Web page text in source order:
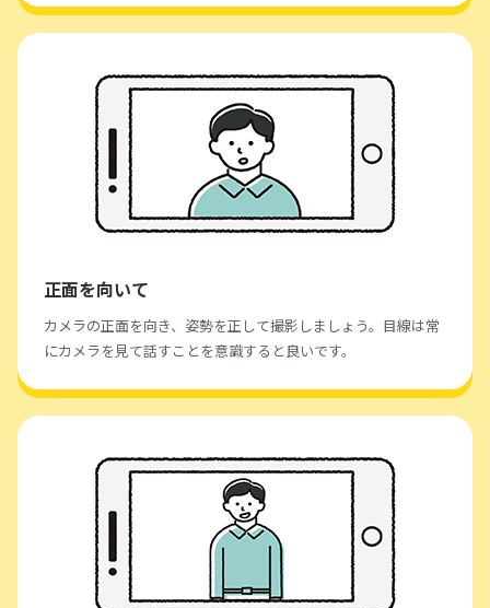
正面を向いて
カメラの正面を向き、姿勢を正して撮影しましょう。目線は常
にカメラを見て話すことを意識すると良いです。